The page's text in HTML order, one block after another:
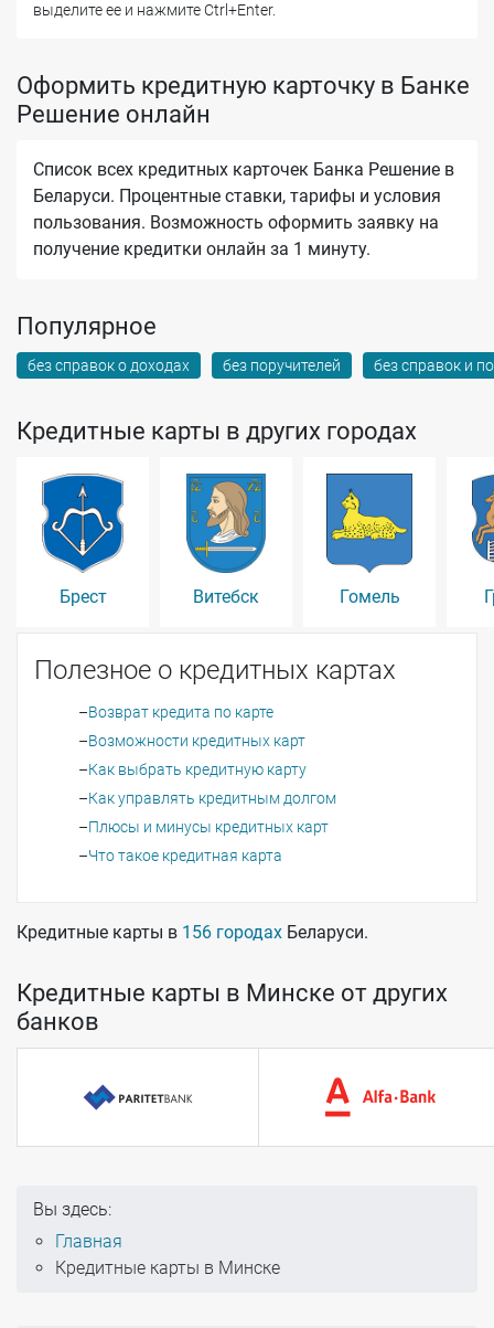
выделите ее и нажмите Ctrl+Enter.
Оформить кредитную карточку в Банке
Решение онлайн
Список всех кредитных карточек Банка Решение в
Беларуси. Процентные ставки, тарифы и условия
пользования. Возможность оформить заявку на
получение кредитки онлайн за 1 минуту.
Популярное
без справок о доходах без поручителей без справок и
Кредитные карты в других городах
Брест Витебск Гомель
Полезное о кредитных картах
Возврат кредита по карте
Возможности кредитных карт
Как выбрать кредитную карту
Как управлять кредитным долгом
Плюсы и минусы кредитных карт
Что такое кредитная карта
Кредитные карты в 156 городах Беларуси.
Кредитные карты в Минске от других
банков
Вы здесь:
Главная
Кредитные карты в Минске